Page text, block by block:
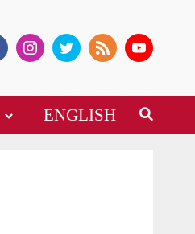
ENGLISH